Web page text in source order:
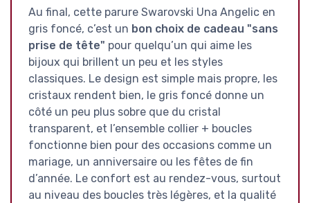
Au final, cette parure Swarovski Una Angelic en
gris foncé, c’est un bon choix de cadeau "sans
prise de tête" pour quelqu’un qui aime les
bijoux qui brillent un peu et les styles
classiques. Le design est simple mais propre, les
cristaux rendent bien, le gris foncé donne un
côté un peu plus sobre que du cristal
transparent, et l’ensemble collier + boucles
fonctionne bien pour des occasions comme un
mariage, un anniversaire ou les fêtes de fin
d’année. Le confort est au rendez-vous, surtout
au niveau des boucles très légères, et la qualité